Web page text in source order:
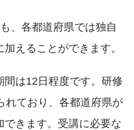
、各都道府県では独自
えることができます。
は12日程度です。研修
れており、各都道府県が
きます。受講に必要な